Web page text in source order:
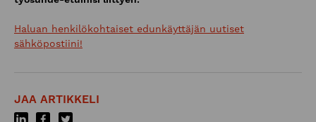
Haluan henkilökohtaiset edunkäyttäjän uutiset
sähköpostiini!
JAA ARTIKKELI